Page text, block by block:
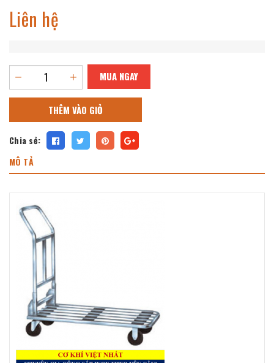
Liên hệ
MUA NGAY
THÊM VÀO GIỎ
Chia sẻ:
MÔ TẢ